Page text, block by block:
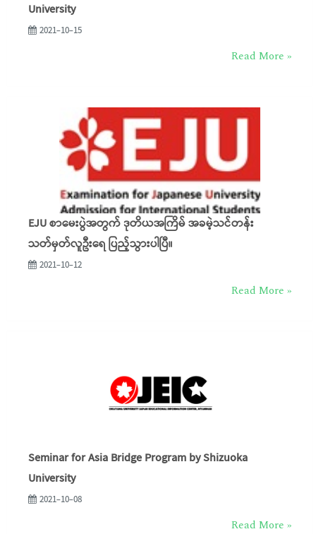
University
2021-10-15
Read More »
EJU စာမေးပွဲအတွက် ဒုတိယအကြိမ် အခမဲ့သင်တန်း
သတ်မှတ်လူဦးရေ ပြည့်သွားပါပြီ။
2021-10-12
Read More »
Seminar for Asia Bridge Program by Shizuoka
University
2021-10-08
Read More »